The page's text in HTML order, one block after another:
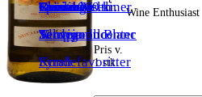
Spiritus
Riesling
Sauvignon Blanc
Syrah
Over 1000 kr.
Alle producenter
Kundefavoritter
Toscana
Grenache
Tempranillo
Rheinhessen
Grüner Veltliner
Verdejo
Wine Enthusiast
Pris v.
1 stk.